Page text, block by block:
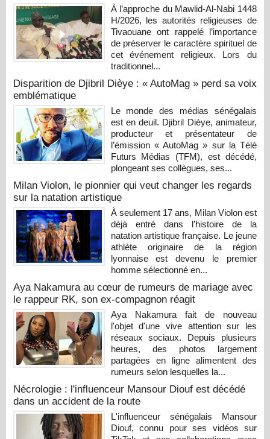
À l’approche du Mawlid-Al-Nabi 1448
H/2026, les autorités religieuses de
Tivaouane ont rappelé l’importance
de préserver le caractère spirituel de
cet événement religieux. Lors du
traditionnel...
Disparition de Djibril Dièye : « AutoMag » perd sa voix
emblématique
Le monde des médias sénégalais
est en deuil. Djibril Dièye, animateur,
producteur et présentateur de
l’émission « AutoMag » sur la Télé
Futurs Médias (TFM), est décédé,
plongeant ses collègues, ses...
Milan Violon, le pionnier qui veut changer les regards
sur la natation artistique
À seulement 17 ans, Milan Violon est
déjà entré dans l’histoire de la
natation artistique française. Le jeune
athlète originaire de la région
lyonnaise est devenu le premier
homme sélectionné en...
Aya Nakamura au cœur de rumeurs de mariage avec
le rappeur RK, son ex-compagnon réagit
Aya Nakamura fait de nouveau
l'objet d'une vive attention sur les
réseaux sociaux. Depuis plusieurs
heures, des photos largement
partagées en ligne alimentent des
rumeurs selon lesquelles la...
Nécrologie : l'influenceur Mansour Diouf est décédé
dans un accident de la route
L'influenceur sénégalais Mansour
Diouf, connu pour ses vidéos sur